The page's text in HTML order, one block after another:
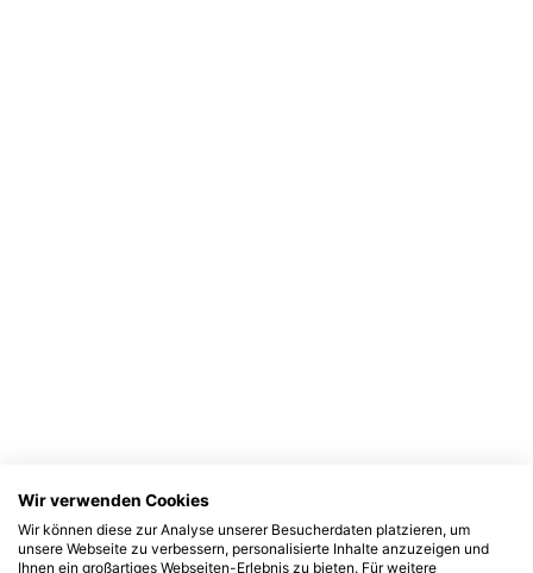
Wir verwenden Cookies
Wir können diese zur Analyse unserer Besucherdaten platzieren, um
unsere Webseite zu verbessern, personalisierte Inhalte anzuzeigen und
Ihnen ein großartiges Webseiten-Erlebnis zu bieten. Für weitere